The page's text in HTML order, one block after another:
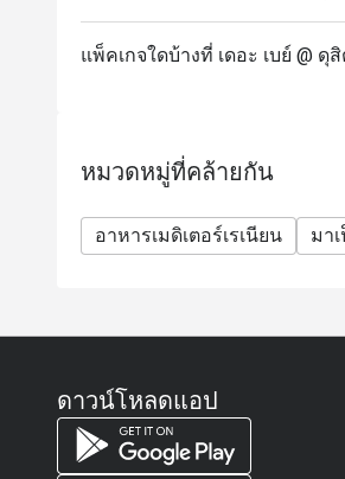
แพ็คเกจใดบ้างที่ เดอะ เบย์ @
หมวดหมู่ที่คล้ายกัน
อาหารเมดิเตอร์เรเนียน มา
ดาวน์โหลดแอป